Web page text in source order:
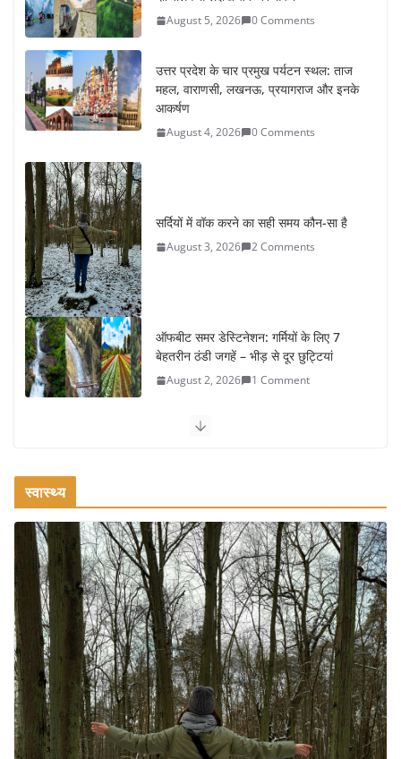
August 5, 2026 0 Comments
उत्तर प्रदेश के चार प्रमुख पर्यटन स्थल: ताज
महल, वाराणसी, लखनऊ, प्रयागराज और इनके
आकर्षण
August 4, 2026 0 Comments
सर्दियों में वॉक करने का सही समय कौन-सा है
August 3, 2026 2 Comments
ऑफबीट समर डेस्टिनेशन: गर्मियों के लिए 7
बेहतरीन ठंडी जगहें – भीड़ से दूर छुट्टियां
August 2, 2026 1 Comment
कश्मीर यात्रा गाइड: प्राकृतिक सुंदरता और स्वादिष्ट भोजन का अनूठा संगम
वजन घटाने के लिए 8 बेहतरीन वॉकिंग एक्सरसाइज: 1 महीने में पाएं 3-4
July 31, 2026 1 Comment
16 ज़रूरी कीबोर्ड शॉर्टकट्स जो आपकी
उत्पादकता को दोगुना कर देंगे
August 7, 2026 0 Comments
स्वास्थ्य